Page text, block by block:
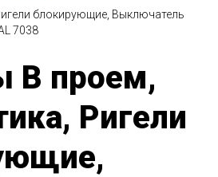
блокирующие, Выключатель
7038
В проем,
Ригели